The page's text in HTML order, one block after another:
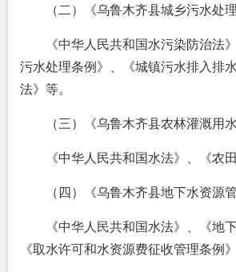
（二）《乌鲁木齐县城乡污水处
《中华人民共和国水污染防治法
污水处理条例》、《城镇污水排入排
法》等。
（三）《乌鲁木齐县农林灌溉用
《中华人民共和国水法》、《农
（四）《乌鲁木齐县地下水资源
《中华人民共和国水法》、《地
《取水许可和水资源费征收管理条例》